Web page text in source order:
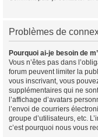
Problèmes de
Pourquoi ai-je besoin de
Vous n’êtes pas dans
forum peuvent limiter la
vous inscrivant, vous
supplémentaires qui ne
l’affichage d’avatars
l’envoi de courriers
groupe d’utilisateurs, etc.
c’est pourquoi nous vous